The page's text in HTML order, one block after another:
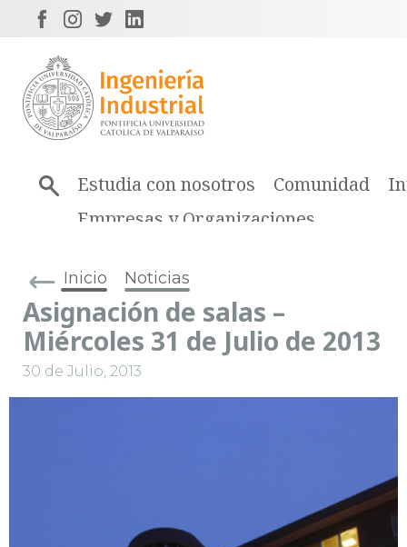
Estudia con nosotros Comunidad
Empresas y Organizaciones
Inicio Noticias
Asignación de salas –
Miércoles 31 de Julio de 2013
30 de Julio, 2013